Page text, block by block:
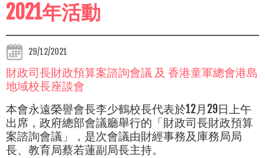
2021年活動
29/12/2021
財政司長財政預算案諮詢會議 及 香港童軍總會港島
地域校長座談會
本會永遠榮譽會長李少鶴校長代表於12月29日上午
出席，政府總部會議廳舉行的「財政司長財政預算
案諮詢會議」，是次會議由財經事務及庫務局局
長、教育局蔡若蓮副局長主持。